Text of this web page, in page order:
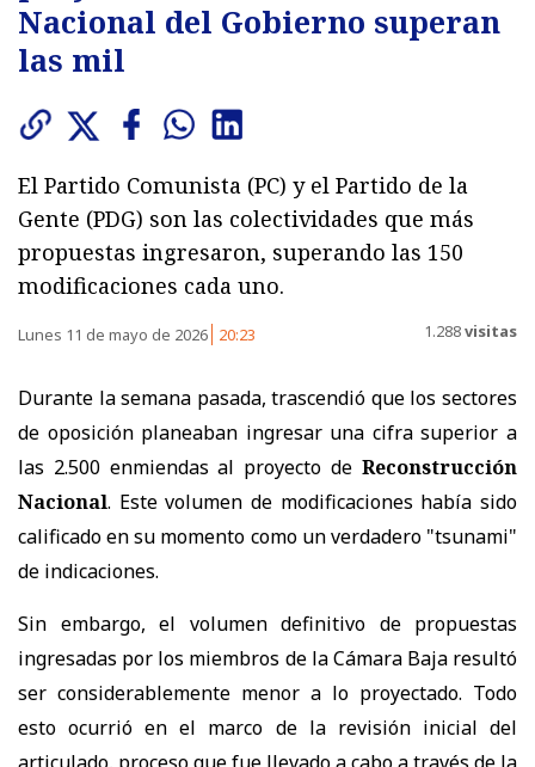
Nacional del Gobierno superan
las mil
El Partido Comunista (PC) y el Partido de la
Gente (PDG) son las colectividades que más
propuestas ingresaron, superando las 150
modificaciones cada uno.
Lunes 11 de mayo de 2026 20:23 1.288visitas
Durante la semana pasada, trascendió que los sectores
de oposición planeaban ingresar una cifra superior a
las 2.500 enmiendas al proyecto de Reconstrucción
Nacional. Este volumen de modificaciones había sido
calificado en su momento como un verdadero "tsunami"
de indicaciones.
Sin embargo, el volumen definitivo de propuestas
ingresadas por los miembros de la Cámara Baja resultó
ser considerablemente menor a lo proyectado. Todo
esto ocurrió en el marco de la revisión inicial del